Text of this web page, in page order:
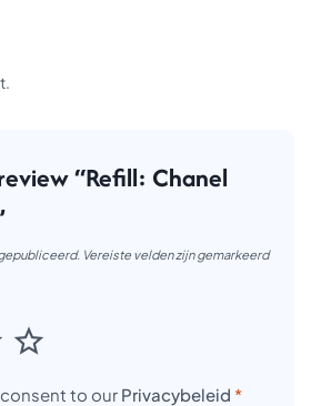
“Refill: Chanel
Vereiste velden zijn gemarkeerd
to our Privacybeleid *